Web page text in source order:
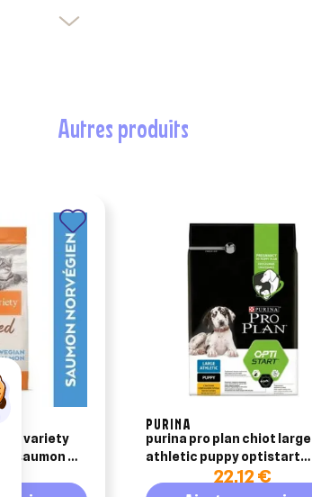
autres produits
variety
saumon de
PURINA
purina pro plan chiot large
athletic puppy optistart
22,12 €